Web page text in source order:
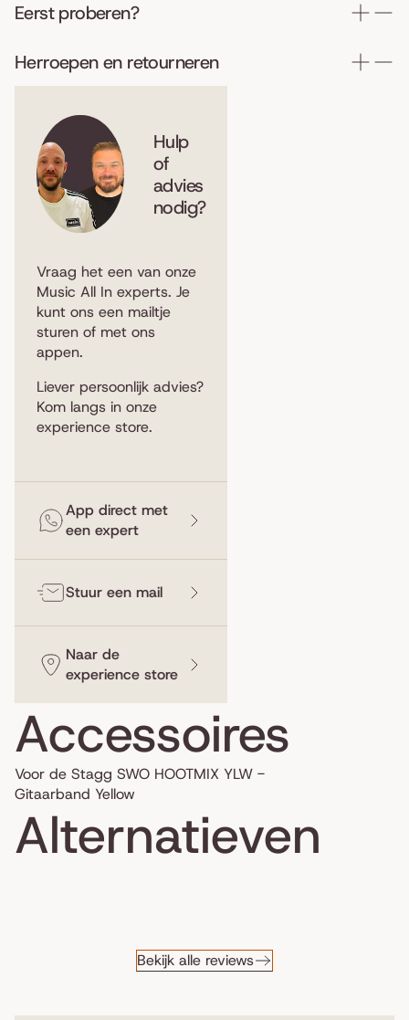
Eerst proberen?
Herroepen en retourneren
Hulp
of
advies
nodig?
Vraag het een van onze
Music All In experts. Je
kunt ons een mailtje
sturen of met ons
appen.
Liever persoonlijk advies?
Kom langs in onze
experience store.
App direct met
een expert
Stuur een mail
Naar de
experience store
Accessoires
Voor de Stagg SWO HOOTMIX YLW -
Gitaarband Yellow
Alternatieven
Bekijk alle reviews